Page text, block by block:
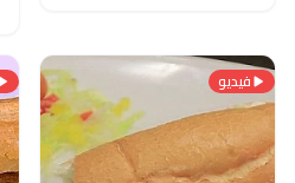
فيديو